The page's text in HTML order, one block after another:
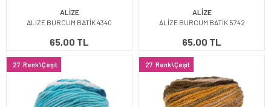
ALİZE
ALİZE BURCUM BATİK 4340
65,00 TL
ALİZE
ALİZE BURCUM BATİK 5742
65,00 TL
27 Renk\Çeşit 27 Renk\Çeşit